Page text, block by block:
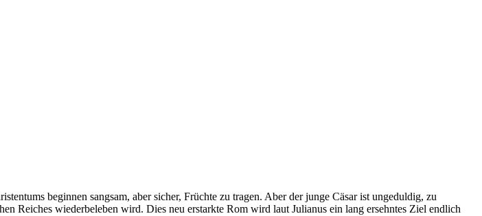
beginnen sangsam, aber sicher, Früchte zu tragen. Aber der junge Cäsar ist ungeduldig, zu
Reiches wiederbeleben wird. Dies neu erstarkte Rom wird laut Julianus ein lang ersehntes Ziel endlich